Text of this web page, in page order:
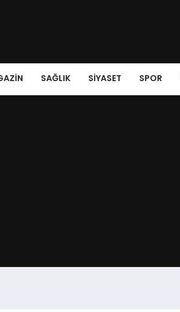
SAĞLIK SIYASET SPOR